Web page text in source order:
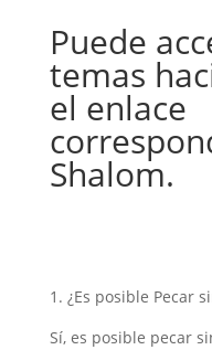
Puede
temas
el enlace
Shalom.
1. ¿Es posible Pecar
Sí, es posible pecar